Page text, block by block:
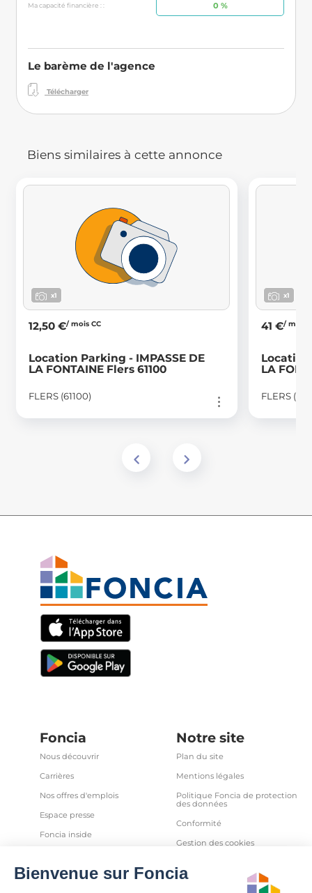
Ma capacité financière : : 0 %
Le barème de l'agence
Télécharger
Biens similaires à cette annonce
x1
12,50 €/ mois CC
Location Parking - IMPASSE DE
LA FONTAINE Flers 61100
FLERS (61100)
x1
41 €/ mois
Location
LA
FLERS
Foncia
Nous découvrir
Carrières
Nos offres d'emplois
Espace presse
Foncia inside
Partenaires
Notre site
Plan du site
Mentions légales
Politique Foncia de protection
des données
Conformité
Gestion des cookies
et autres traceurs
Sécurité informatique